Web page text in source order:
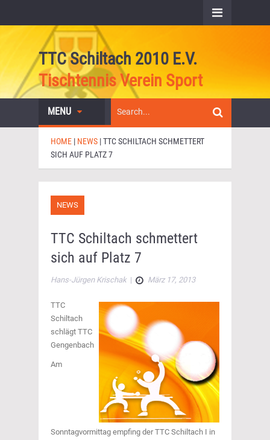
TTC Schiltach 2010 E.V.
Tischtennis Verein Sport
MENU
HOME | NEWS |TTC SCHILTACH SCHMETTERT
SICH AUF PLATZ 7
NEWS
TTC Schiltach schmettert
sich auf Platz 7
Hans-Jürgen Krischak| März 17, 2013
TTC
Schiltach
schlägt TTC
Gengenbach
Am
Sonntagvormittag empfing der TTC Schiltach I in